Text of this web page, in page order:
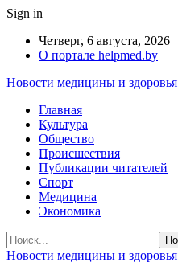
Sign in
Четверг, 6 августа, 2026
О портале helpmed.by
Новости медицины и здоровья
Главная
Культура
Общество
Происшествия
Публикации читателей
Спорт
Медицина
Экономика
Новости медицины и здоровья